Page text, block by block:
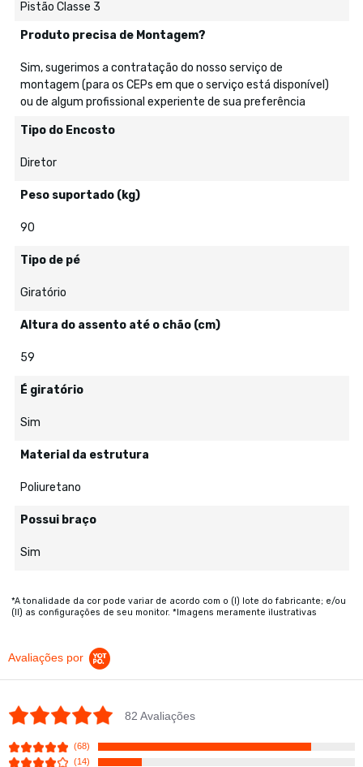
Pistão Classe 3
Produto precisa de Montagem?
Sim, sugerimos a contratação do nosso serviço de
montagem (para os CEPs em que o serviço está disponível)
ou de algum profissional experiente de sua preferência
Tipo do Encosto
Diretor
Peso suportado (kg)
90
Tipo de pé
Giratório
Altura do assento até o chão (cm)
59
É giratório
Sim
Material da estrutura
Poliuretano
Possui braço
Sim
*A tonalidade da cor pode variar de acordo com o (I) lote do fabricante; e/ou
(II) as configurações de seu monitor. *Imagens meramente ilustrativas
Avaliações por
4.8 star rating
82 Avaliações
(68)
(14)